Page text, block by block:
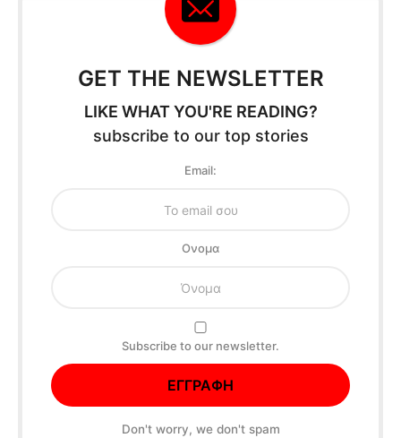
GET THE NEWSLETTER
LIKE WHAT YOU'RE READING?
subscribe to our top stories
Email:
Oνομα
Subscribe to our newsletter.
Don't worry, we don't spam